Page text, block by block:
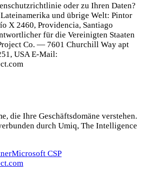
oder zu Ihren Daten?
und übrige Welt: Pintor
X 2460, Providencia, Santiago
für die Vereinigten Staaten
Co. — 7601 Churchill Way apt
USA E-Mail:
die Ihre Geschäftsdomäne verstehen.
durch Umiq, The Intelligence
Microsoft CSP